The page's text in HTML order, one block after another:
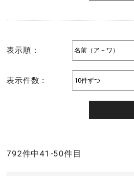
表示順：
表示件数：
792件中41-50件目